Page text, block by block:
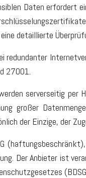
Daten erfordert
detaillierte
redundanter
27001.
serverseitig per
großer
der Einzige, der
Der Anbieter ist